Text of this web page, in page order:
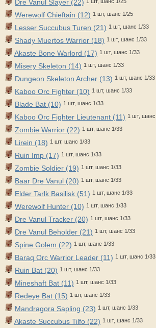
Dre Vanul Slayer (22)
Werewolf Chieftain (12) 1 шт, шанс 1/25
Lesser Succubus Turen (21) 1 шт, шанс 1/33
Shady Muertos Warrior (18) 1 шт, шанс 1/33
Akaste Bone Warlord (17) 1 шт, шанс 1/33
Misery Skeleton (14) 1 шт, шанс 1/33
Dungeon Skeleton Archer (13) 1 шт, шанс 1/33
Kaboo Orc Fighter (10) 1 шт, шанс 1/33
Blade Bat (10) 1 шт, шанс 1/33
Kaboo Orc Fighter Lieutenant (11) 1 шт,
Zombie Warrior (22) 1 шт, шанс 1/33
Lirein (18) 1 шт, шанс 1/33
Ruin Imp (17) 1 шт, шанс 1/33
Zombie Soldier (19) 1 шт, шанс 1/33
Baar Dre Vanul (20) 1 шт, шанс 1/33
Elder Tarlk Basilisk (51) 1 шт, шанс 1/33
Werewolf Hunter (10) 1 шт, шанс 1/33
Dre Vanul Tracker (20) 1 шт, шанс 1/33
Dre Vanul Beholder (21) 1 шт, шанс 1/33
Spine Golem (22) 1 шт, шанс 1/33
Baraq Orc Warrior Leader (11) 1 шт, шанс 1/33
Ruin Bat (20) 1 шт, шанс 1/33
Mineshaft Bat (11) 1 шт, шанс 1/33
Redeye Bat (15) 1 шт, шанс 1/33
Mandragora Sapling (23) 1 шт, шанс 1/33
Akaste Succubus Tilfo (22) 1 шт, шанс 1/33